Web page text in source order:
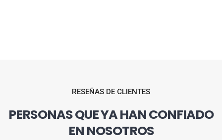
RESEÑAS DE CLIENTES
PERSONAS QUE YA HAN CONFIADO
EN NOSOTROS